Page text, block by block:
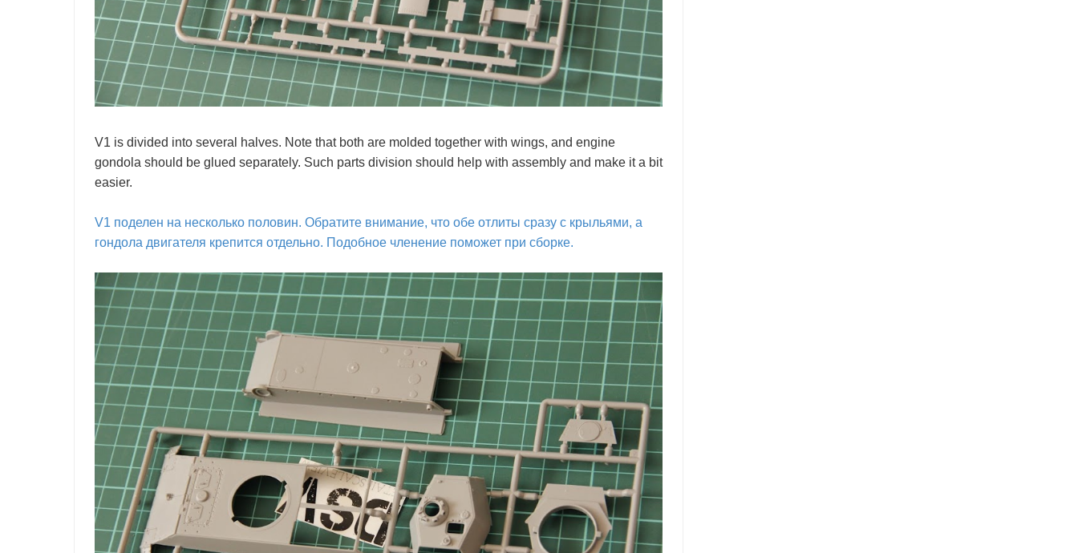
V1 is divided into several halves. Note that both are molded together with wings, and engine
gondola should be glued separately. Such parts division should help with assembly and make it a bit
easier.
V1 поделен на несколько половин. Обратите внимание, что обе отлиты сразу с крыльями, а
гондола двигателя крепится отдельно. Подобное членение поможет при сборке.